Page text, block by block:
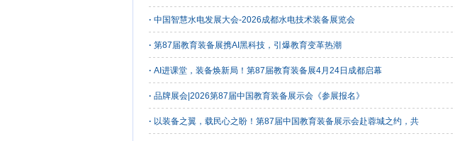
· 中国智慧水电发展大会-2026成都水电技术装备展览会
· 第87届教育装备展携AI黑科技，引爆教育变革热潮
· AI进课堂，装备焕新局！第87届教育装备展4月24日成都启幕
· 品牌展会|2026第87届中国教育装备展示会《参展报名》
· 以装备之翼，载民心之盼！第87届中国教育装备展示会赴蓉城之约，共